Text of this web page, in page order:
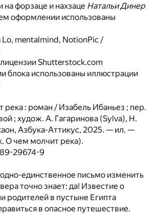
форзаце и нахзаце Натальи Динер
оформлении использованы
Lo, mentalmind, NotionPic /
Shutterstock.com
блока использованы иллюстрации
: роман / Изабель Ибаньез ; пер.
; худож. А. Гагаринова (Sylva), Н.
Азбука-Аттикус, 2025. — ил. —
О чем молчит река).
29674-9
единственное письмо изменить
точно знает: да! Известие о
родителей в пустыне Египта
в опасное путешествие.